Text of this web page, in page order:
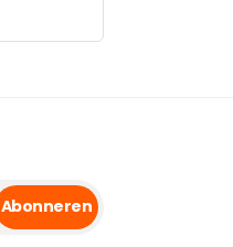
Abonneren